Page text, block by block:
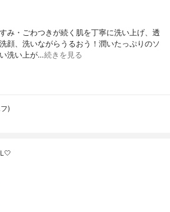
み・ごわつきが続く肌を丁寧に洗い上げ、透
顔、洗いながらうるおう！潤いたっぷりのソ
洗い上が…続きを見る
)